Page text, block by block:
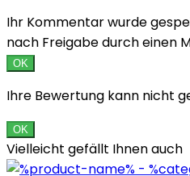
Ihr Kommentar wurde
nach Freigabe durch einen
OK
Ihre Bewertung kann nicht
OK
Vielleicht gefällt Ihnen auch